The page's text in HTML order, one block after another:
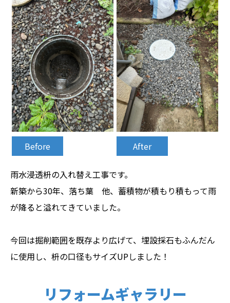
Before After
雨水浸透枡の入れ替え工事です。
新築から30年、落ち葉 他、蓄積物が積もり積もって雨
が降ると溢れてきていました。
今回は掘削範囲を既存より広げて、埋設採石もふんだん
に使用し、枡の口径もサイズUPしました！
リフォームギャラリー